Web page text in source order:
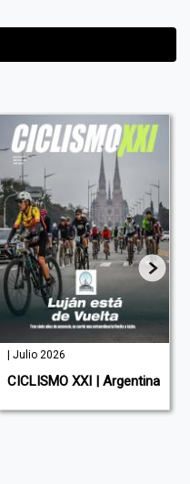
| Julio 2026
CICLISMO XXI | Argentina